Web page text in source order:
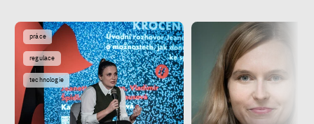
práce
regulace
technologie